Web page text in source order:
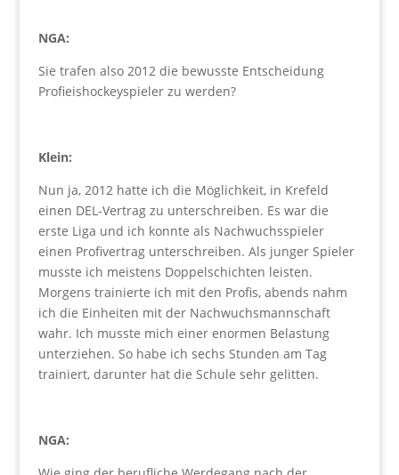
NGA:
Sie trafen also 2012 die bewusste Entscheidung
Profieishockeyspieler zu werden?
Klein:
Nun ja, 2012 hatte ich die Möglichkeit, in Krefeld
einen DEL-Vertrag zu unterschreiben. Es war die
erste Liga und ich konnte als Nachwuchsspieler
einen Profivertrag unterschreiben. Als junger Spieler
musste ich meistens Doppelschichten leisten.
Morgens trainierte ich mit den Profis, abends nahm
ich die Einheiten mit der Nachwuchsmannschaft
wahr. Ich musste mich einer enormen Belastung
unterziehen. So habe ich sechs Stunden am Tag
trainiert, darunter hat die Schule sehr gelitten.
NGA: